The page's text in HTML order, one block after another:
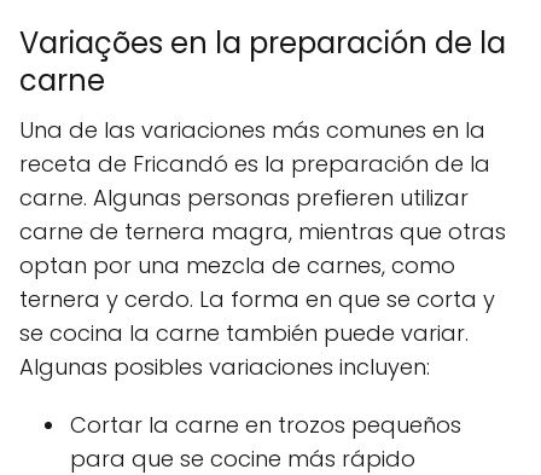
Variações en la preparación de la
carne
Una de las variaciones más comunes en la
receta de Fricandó es la preparación de la
carne. Algunas personas prefieren utilizar
carne de ternera magra, mientras que otras
optan por una mezcla de carnes, como
ternera y cerdo. La forma en que se corta y
se cocina la carne también puede variar.
Algunas posibles variaciones incluyen:
Cortar la carne en trozos pequeños
para que se cocine más rápido